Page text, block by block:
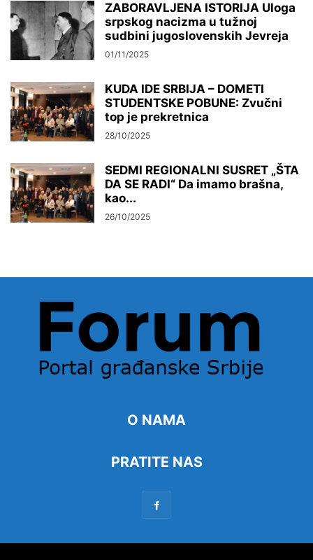
ZABORAVLJENA ISTORIJA Uloga
srpskog nacizma u tužnoj
sudbini jugoslovenskih Jevreja
01/11/2025
KUDA IDE SRBIJA – DOMETI
STUDENTSKE POBUNE: Zvučni
top je prekretnica
28/10/2025
SEDMI REGIONALNI SUSRET „ŠTA
DA SE RADI“ Da imamo brašna,
kao...
26/10/2025
O NAMA
PRATITE NAS